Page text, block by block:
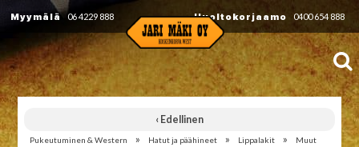
Myymälä 06 4229 888 Huoltokorjaamo 0400 654 888
‹ Edellinen
Pukeutuminen & Western » Hatut ja päähineet » Lippalakit »
Muut